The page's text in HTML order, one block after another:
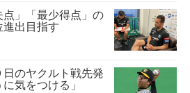
点」「最少得点」の
進出目指す
のヤクルト戦先発
気をつける」